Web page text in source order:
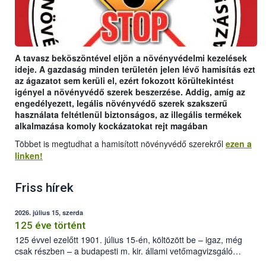
A tavasz beköszöntével eljön a növényvédelmi kezelések
ideje. A gazdaság minden területén jelen lévő hamisítás ezt
az ágazatot sem kerüli el, ezért fokozott körültekintést
igényel a növényvédő szerek beszerzése. Addig, amíg az
engedélyezett, legális növényvédő szerek szakszerű
használata feltétlenül biztonságos, az illegális termékek
alkalmazása komoly kockázatokat rejt magában
Többet is megtudhat a hamisított növényvédő szerekről ezen a
linken!
Friss hírek
2026. július 15, szerda
125 éve történt
125 évvel ezelőtt 1901. július 15-én, költözött be – igaz, még
csak részben – a budapesti m. kir. állami vetőmagvizsgáló